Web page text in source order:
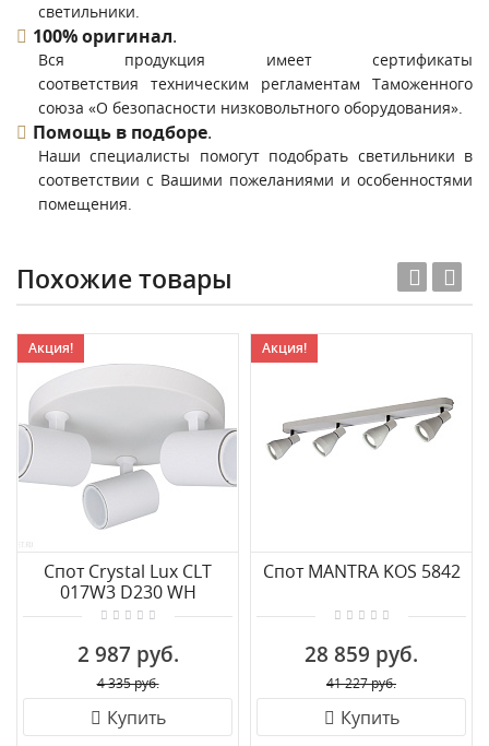
светильники.
100% оригинал.
Вся продукция имеет сертификаты
соответствия техническим регламентам Таможенного
союза «О безопасности низковольтного оборудования».
Помощь в подборе.
Наши специалисты помогут подобрать светильники в
соответствии с Вашими пожеланиями и особенностями
помещения.
Похожие товары
Акция!
Спот Crystal Lux CLT
017W3 D230 WH
2 987 руб.
4 335 руб.
Купить
Акция!
Спот MANTRA KOS 5842
28 859 руб.
41 227 руб.
Купить